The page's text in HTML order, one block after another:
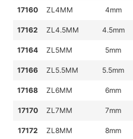
17160 ZL4MM 4mm
17162 ZL4.5MM 4.5mm
17164 ZL5MM 5mm
17166 ZL5.5MM 5.5mm
17168 ZL6MM 6mm
17170 ZL7MM 7mm
17172 ZL8MM 8mm